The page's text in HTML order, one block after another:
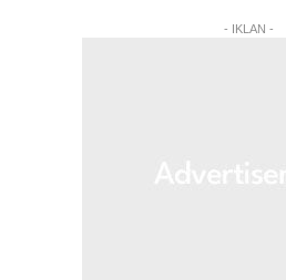
- IKLAN -